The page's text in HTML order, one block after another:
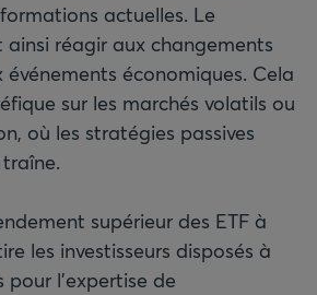
actuelles. Le
réagir aux changements
économiques. Cela
sur les marchés volatils ou
où les stratégies passives
supérieur des ETF à
les investisseurs disposés à
l’expertise de